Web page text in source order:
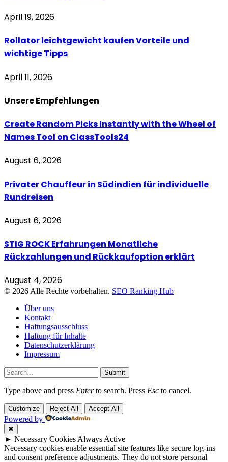
April 19, 2026
Rollator leichtgewicht kaufen Vorteile und
wichtige Tipps
April 11, 2026
UnsereEmpfehlungen
Create Random Picks Instantly with the Wheel of
Names Tool on ClassTools24
August 6, 2026
Privater Chauffeur in Südindien für individuelle
Rundreisen
August 6, 2026
STIG ROCK Erfahrungen Monatliche
Rückzahlungen und Rückkaufoption erklärt
August 4, 2026
© 2026 Alle Rechte vorbehalten. SEO Ranking Hub
Über uns
Kontakt
Haftungsausschluss
Haftung für Inhalte
Datenschutzerklärung
Impressum
Submit
Type above and press Enterto search. Press Esc to cancel.
Customize Reject All Accept All
Powered by
✖
► Necessary CookiesAlways Active
Necessary cookies enable essential site features like secure log-ins
and consent preference adjustments. They do not store personal